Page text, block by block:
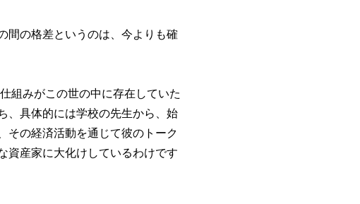
間の格差というのは、今よりも確
組みがこの世の中に存在していた
、具体的には学校の先生から、始
その経済活動を通じて彼のトーク
資産家に大化けしているわけです